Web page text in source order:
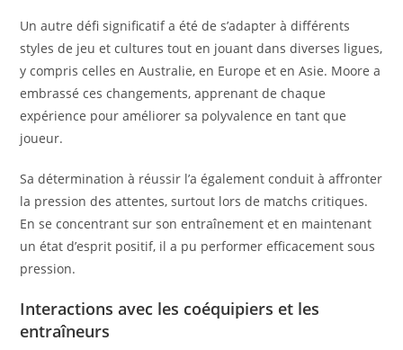
Un autre défi significatif a été de s’adapter à différents
styles de jeu et cultures tout en jouant dans diverses ligues,
y compris celles en Australie, en Europe et en Asie. Moore a
embrassé ces changements, apprenant de chaque
expérience pour améliorer sa polyvalence en tant que
joueur.
Sa détermination à réussir l’a également conduit à affronter
la pression des attentes, surtout lors de matchs critiques.
En se concentrant sur son entraînement et en maintenant
un état d’esprit positif, il a pu performer efficacement sous
pression.
Interactions avec les coéquipiers et les
entraîneurs